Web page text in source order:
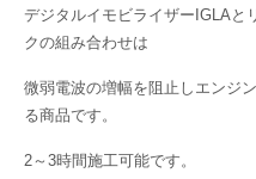
デジタルイモビライザーIGLAと
クの組み合わせは
微弱電波の増幅を阻止しエンジ
る商品です。
2～3時間施工可能です。